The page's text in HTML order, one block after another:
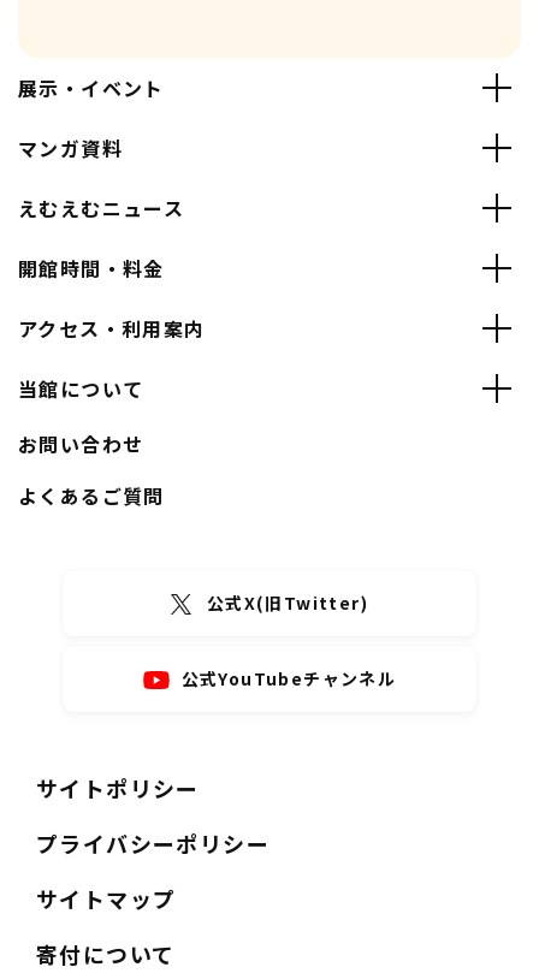
展示・イベント
マンガ資料
えむえむニュース
開館時間・料金
アクセス・利用案内
当館について
お問い合わせ
よくあるご質問
公式X(旧Twitter)
公式YouTubeチャンネル
サイトポリシー
プライバシーポリシー
サイトマップ
寄付について